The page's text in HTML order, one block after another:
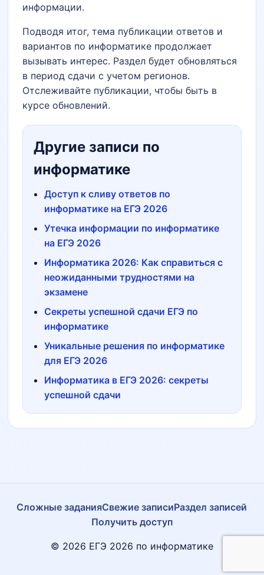
информации.
Подводя итог, тема публикации ответов и
вариантов по информатике продолжает
вызывать интерес. Раздел будет обновляться
в период сдачи с учетом регионов.
Отслеживайте публикации, чтобы быть в
курсе обновлений.
Другие записи по
информатике
Доступ к сливу ответов по
информатике на ЕГЭ 2026
Утечка информации по информатике
на ЕГЭ 2026
Информатика 2026: Как справиться с
неожиданными трудностями на
экзамене
Секреты успешной сдачи ЕГЭ по
информатике
Уникальные решения по информатике
для ЕГЭ 2026
Информатика в ЕГЭ 2026: секреты
успешной сдачи
Сложные заданияСвежие записиРаздел записей
Получить доступ
© 2026 ЕГЭ 2026 по информатике